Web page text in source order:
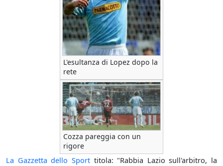
L'esultanza di Lopez dopo la
rete
Cozza pareggia con un
rigore
La Gazzetta dello Sporttitola: "Rabbia Lazio sull'arbitro, la